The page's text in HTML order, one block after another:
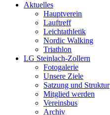
Aktuelles
Hauptverein
Lauftreff
Leichtathletik
Nordic Walking
Triathlon
LG Steinlach-Zollern
Fotogalerie
Unsere Ziele
Satzung und Struktur
Mitglied werden
Vereinsbus
Archiv